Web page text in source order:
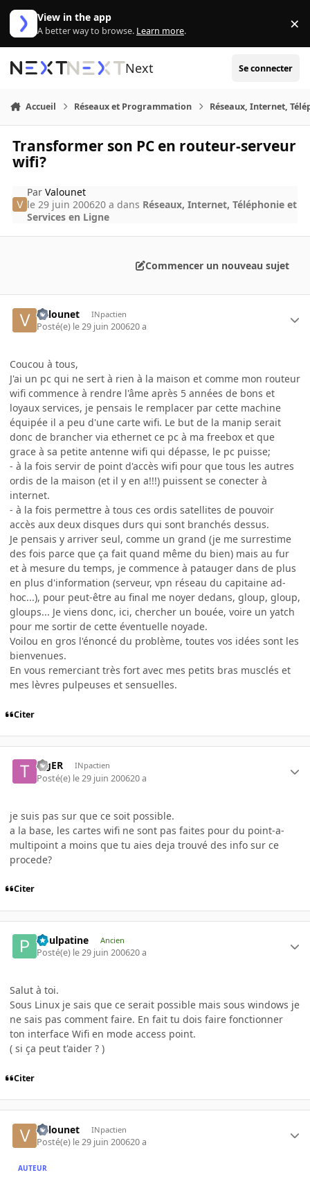
Aller au contenu
View in the app
A better way to browse. Learn more. ×
Next Se connecter
Accueil Réseaux et Programmation Réseaux, Internet,
Transformer son PC en routeur-serveur
wifi?
ParValounet
le 29 juin 200620 a dans Réseaux, Internet, Téléphonie et
Services en Ligne
Commencer un nouveau sujet
Valounet INpactien
Posté(e) le 29 juin 200620 a
Coucou à tous,
J'ai un pc qui ne sert à rien à la maison et comme mon routeur
wifi commence à rendre l'âme après 5 années de bons et
loyaux services, je pensais le remplacer par cette machine
équipée il a peu d'une carte wifi. Le but de la manip serait
donc de brancher via ethernet ce pc à ma freebox et que
grace à sa petite antenne wifi qui dépasse, le pc puisse;
- à la fois servir de point d'accès wifi pour que tous les autres
ordis de la maison (et il y en a!!!) puissent se conecter à
internet.
- à la fois permettre à tous ces ordis satellites de pouvoir
accès aux deux disques durs qui sont branchés dessus.
Je pensais y arriver seul, comme un grand (je me surrestime
des fois parce que ça fait quand même du bien) mais au fur
et à mesure du temps, je commence à patauger dans de plus
en plus d'information (serveur, vpn réseau du capitaine ad-
hoc...), pour peut-être au final me noyer dedans, gloup, gloup,
gloups... Je viens donc, ici, chercher un bouée, voire un yatch
pour me sortir de cette éventuelle noyade.
Voilou en gros l'énoncé du problème, toutes vos idées sont les
bienvenues.
En vous remerciant très fort avec mes petits bras musclés et
mes lèvres pulpeuses et sensuelles.
Citer
TigER INpactien
Posté(e) le 29 juin 200620 a
je suis pas sur que ce soit possible.
a la base, les cartes wifi ne sont pas faites pour du point-a-
multipoint a moins que tu aies deja trouvé des info sur ce
procede?
Citer
Poulpatine Ancien
Posté(e) le 29 juin 200620 a
Salut à toi.
Sous Linux je sais que ce serait possible mais sous windows je
ne sais pas comment faire. En fait tu dois faire fonctionner
ton interface Wifi en mode access point.
( si ça peut t'aider ? )
Citer
Valounet INpactien
Posté(e) le 29 juin 200620 a
AUTEUR